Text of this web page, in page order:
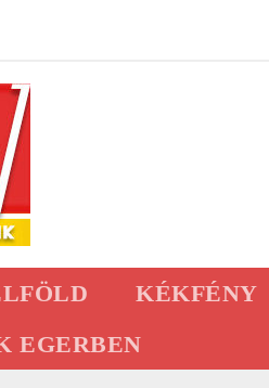
KÉKFÉNY
EGERBEN